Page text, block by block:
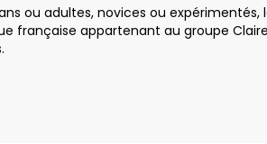
5 ans ou adultes, novices ou
française appartenant au groupe